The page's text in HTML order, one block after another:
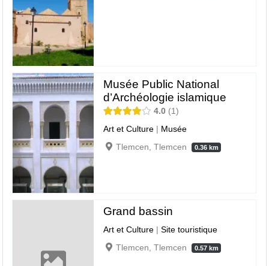
Musée Public National
d’Archéologie islamique
4.0
1
Art et Culture | Musée
Tlemcen, Tlemcen
0.36 km
Grand bassin
Art et Culture |Site touristique
Tlemcen, Tlemcen
0.57 km